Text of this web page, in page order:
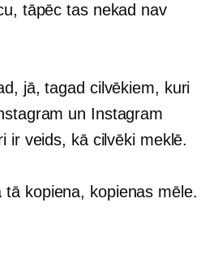
tāpēc tas nekad nav
jā, tagad cilvēkiem, kuri
un Instagram
ir veids, kā cilvēki meklē.
tā kopiena, kopienas mēle.